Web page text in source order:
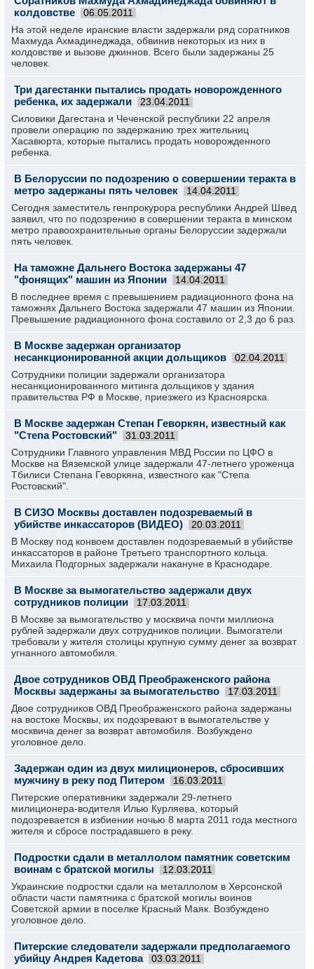
колдовстве
06.05.2011
На этой неделе иранские власти задержали ряд соратников
Махмуда Ахмадинеджада, обвинив некоторых из них в
колдовстве и вызове джиннов. Всего были задержаны 25
человек.
Три дагестанки пытались продать новорожденного
ребенка, их задержали
23.04.2011
Силовики Дагестана и Чеченской республики 22 апреля
провели операцию по задержанию трех жительниц
Хасавюрта, которые пытались продать новорожденного
ребенка.
В Белоруссии по подозрению о совершении теракта в
метро задержаны пять человек
14.04.2011
Сегодня заместитель генпрокурора республики Андрей Швед
заявил, что по подозрению в совершении теракта в минском
метро правоохранительные органы Белоруссии задержали
пять человек.
На таможне Дальнего Востока задержаны 47
"фонящих" машин из Японии
14.04.2011
В последнее время с превышением радиационного фона на
таможнях Дальнего Востока задержали 47 машин из Японии.
Превышение радиационного фона составило от 2,3 до 6 раз.
В Москве задержан организатор
несанкционированной акции дольщиков
02.04.2011
Сотрудники полиции задержали организатора
несанкционированного митинга дольщиков у здания
правительства РФ в Москве, приезжего из Красноярска.
В Москве задержан Степан Геворкян, известный как
"Степа Ростовский"
31.03.2011
Сотрудники Главного управления МВД России по ЦФО в
Москве на Вяземской улице задержали 47-летнего уроженца
Тбилиси Степана Геворкяна, известного как "Степа
Ростовский".
В СИЗО Москвы доставлен подозреваемый в
убийстве инкассаторов (ВИДЕО)
20.03.2011
В Москву под конвоем доставлен подозреваемый в убийстве
инкассаторов в районе Третьего транспортного кольца.
Михаила Подгорных задержали накануне в Краснодаре.
В Москве за вымогательство задержали двух
сотрудников полиции
17.03.2011
В Москве за вымогательство у москвича почти миллиона
рублей задержали двух сотрудников полиции. Вымогатели
требовали у жителя столицы крупную сумму денег за возврат
угнанного автомобиля.
Двое сотрудников ОВД Преображенского района
Москвы задержаны за вымогательство
17.03.2011
Двое сотрудников ОВД Преображенского района задержаны
на востоке Москвы, их подозревают в вымогательстве у
москвича денег за возврат автомобиля. Возбуждено
уголовное дело.
Задержан один из двух милиционеров, сбросивших
мужчину в реку под Питером
16.03.2011
Питерские оперативники задержали 29-летнего
милиционера-водителя Илью Курляева, который
подозревается в избиении ночью 8 марта 2011 года местного
жителя и сбросе пострадавшего в реку.
Подростки сдали в металлолом памятник советским
воинам с братской могилы
12.03.2011
Украинские подростки сдали на металлолом в Херсонской
области части памятника с братской могилы воинов
Советской армии в поселке Красный Маяк. Возбуждено
уголовное дело.
Питерские следователи задержали предполагаемого
убийцу Андрея Кадетова
03.03.2011